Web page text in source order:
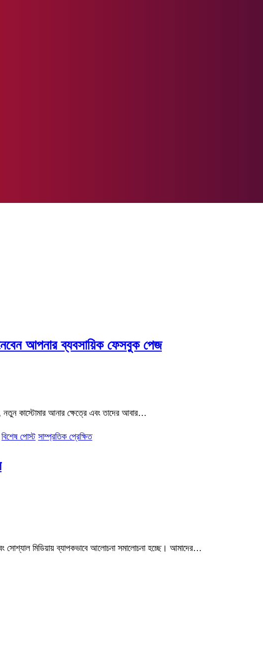
আপনার ব্যবসায়িক ফেসবুক পেজ
নতুন কাস্টোমার আনার ক্ষেত্রে এবং তাদের আবার…
বিশেষ পোস্ট সাম্প্রতিক প্রেক্ষিত
সোশ্যাল মিডিয়ায় ব্যাপকভাবে আলোচনা সমালোচনা হচ্ছে। আমাদের…